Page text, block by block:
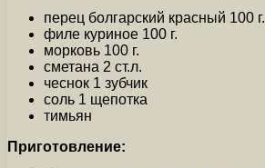
перец болгарский красный 100 г.
филе куриное 100 г.
морковь 100 г.
сметана 2 ст.л.
чеснок 1 зубчик
соль 1 щепотка
тимьян
Приготовление: